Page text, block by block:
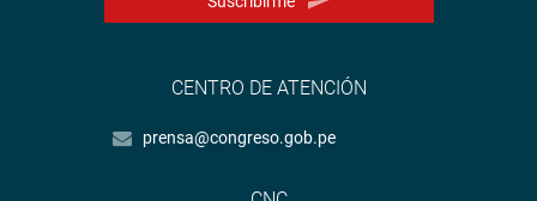
CENTRO DE ATENCIÓN
prensa@congreso.gob.pe